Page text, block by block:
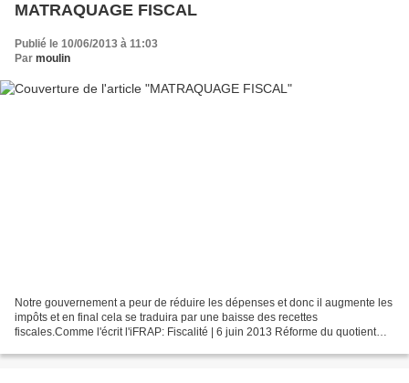
MATRAQUAGE FISCAL
Publié le 10/06/2013 à 11:03
Par moulin
Notre gouvernement a peur de réduire les dépenses et donc il augmente les
impôts et en final cela se traduira par une baisse des recettes
fiscales.Comme l'écrit l'iFRAP: Fiscalité | 6 juin 2013 Réforme du quotient